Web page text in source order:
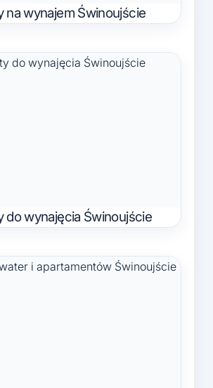
na wynajem Świnoujście
do wynajęcia Świnoujście